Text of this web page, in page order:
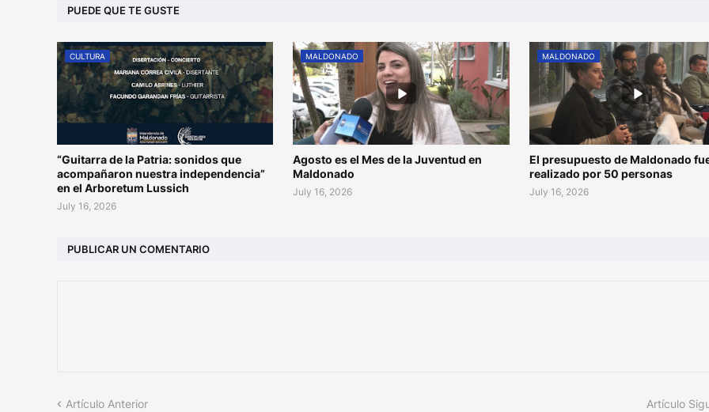
PUEDE QUE TE GUSTE
CULTURA
“Guitarra de la Patria: sonidos que
acompañaron nuestra independencia”
en el Arboretum Lussich
July 16, 2026
MALDONADO
Agosto es el Mes de la Juventud en
Maldonado
July 16, 2026
MALDONADO
El presupuesto de Maldonado
realizado por 50 personas
July 16, 2026
PUBLICAR UN COMENTARIO
Artículo Anterior Artículo